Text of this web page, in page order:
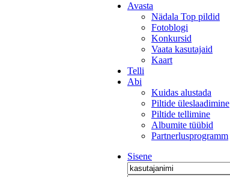
Avasta
Nädala Top pildid
Fotoblogi
Konkursid
Vaata kasutajaid
Kaart
Telli
Abi
Kuidas alustada
Piltide üleslaadimine
Piltide tellimine
Albumite tüübid
Partnerlusprogramm
Sisene